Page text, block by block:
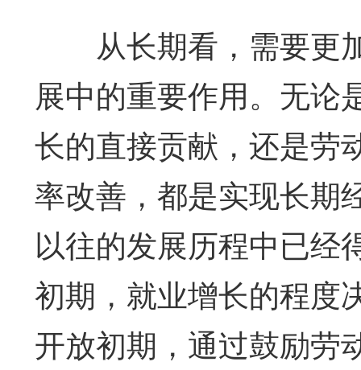
从长期看，需要更
展中的重要作用。无论
长的直接贡献，还是劳
率改善，都是实现长期
以往的发展历程中已经
初期，就业增长的程度
开放初期，通过鼓励劳